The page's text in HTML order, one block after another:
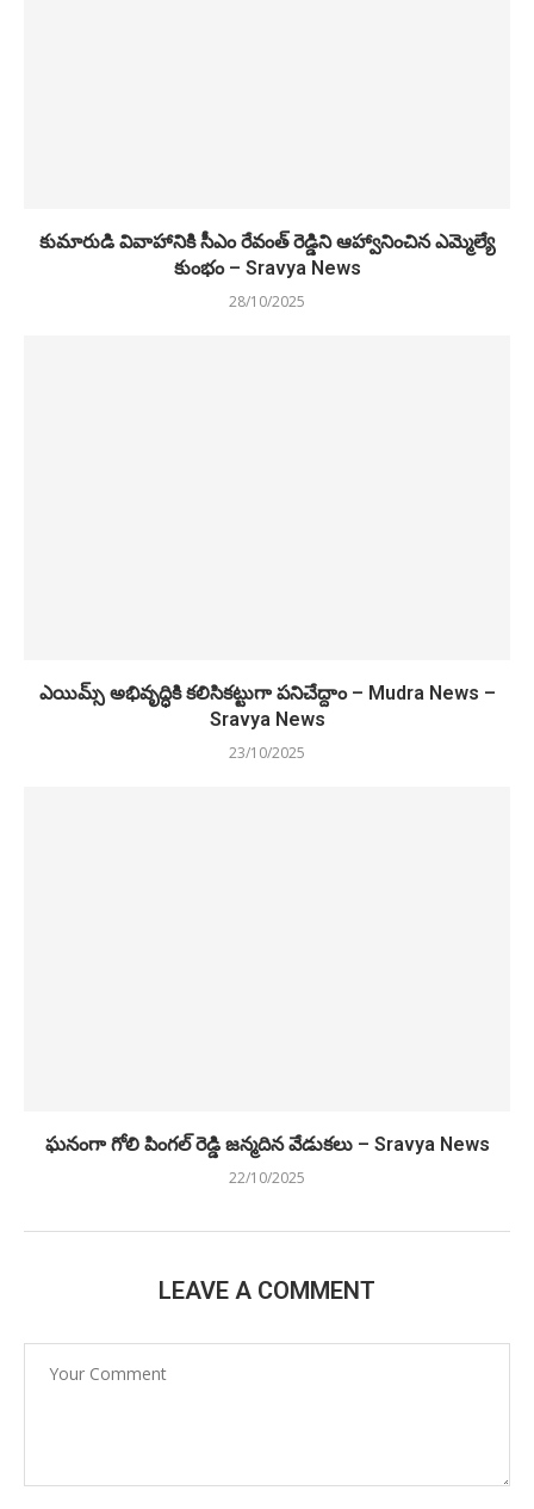
కుమారుడి వివాహానికి సీఎం రేవంత్ రెడ్డిని ఆహ్వానించిన ఎమ్మెల్యే
కుంభం – Sravya News
28/10/2025
ఎయిమ్స్ అభివృద్ధికి కలిసికట్టుగా పనిచేద్దాం – Mudra News –
Sravya News
23/10/2025
ఘనంగా గోలి పింగల్ రెడ్డి జన్మదిన వేడుకలు – Sravya News
22/10/2025
LEAVE A COMMENT